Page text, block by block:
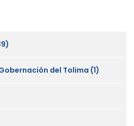
del Tolima (1)